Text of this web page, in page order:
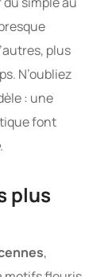
plus
N’oubliez
: une
font
.
plus
,